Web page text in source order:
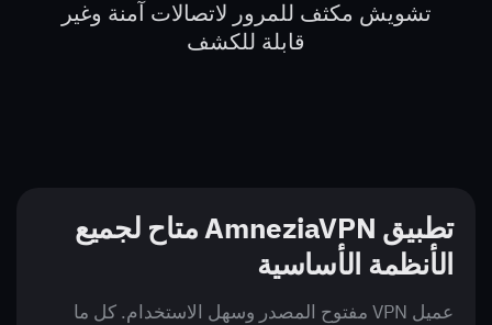
تشويش مكثف للمرور لاتصالات آمنة وغير
قابلة للكشف
تطبيق AmneziaVPN متاح لجميع
الأنظمة الأساسية
عميل VPN مفتوح المصدر وسهل الاستخدام. كل ما